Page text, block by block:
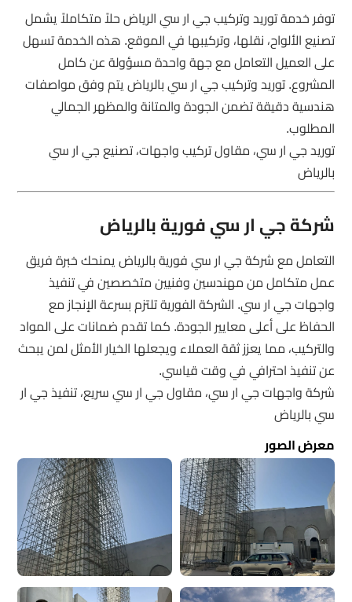
توفر خدمة توريد وتركيب جي ار سي الرياض حلاً متكاملاً يشمل
تصنيع الألواح، نقلها، وتركيبها في الموقع. هذه الخدمة تسهل
على العميل التعامل مع جهة واحدة مسؤولة عن كامل
المشروع. توريد وتركيب جي ار سي بالرياض يتم وفق مواصفات
هندسية دقيقة تضمن الجودة والمتانة والمظهر الجمالي
المطلوب.
توريد جي ار سي، مقاول تركيب واجهات، تصنيع جي ار سي
بالرياض
شركة جي ار سي فورية بالرياض
التعامل مع شركة جي ار سي فورية بالرياض يمنحك خبرة فريق
عمل متكامل من مهندسين وفنيين متخصصين في تنفيذ
واجهات جي ار سي. الشركة الفورية تلتزم بسرعة الإنجاز مع
الحفاظ على أعلى معايير الجودة. كما تقدم ضمانات على المواد
والتركيب، مما يعزز ثقة العملاء ويجعلها الخيار الأمثل لمن يبحث
عن تنفيذ احترافي في وقت قياسي.
شركة واجهات جي ار سي، مقاول جي ار سي سريع، تنفيذ جي ار
سي بالرياض
معرض الصور